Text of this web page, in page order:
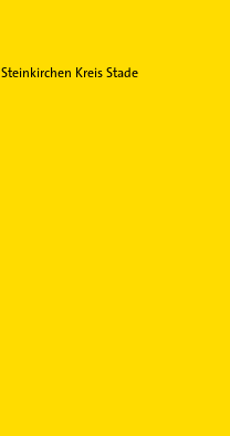
Steinkirchen Kreis Stade